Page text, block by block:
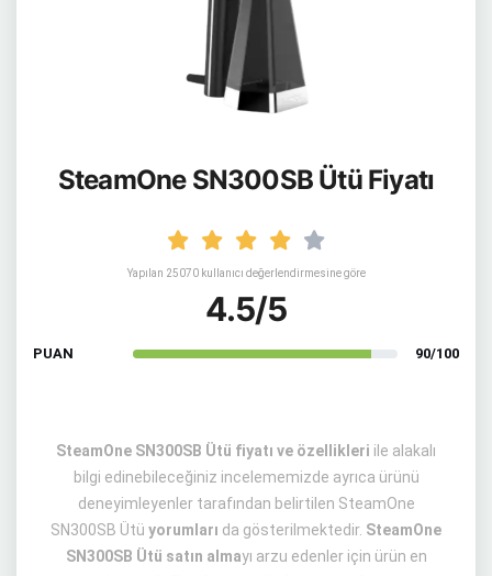
SteamOne SN300SB Ütü Fiyatı
Yapılan 25070 kullanıcı değerlendirmesine göre
4.5/5
PUAN 90/100
SteamOne SN300SB Ütü fiyatı ve özellikleri ile alakalı
bilgi edinebileceğiniz incelememizde ayrıca ürünü
deneyimleyenler tarafından belirtilen SteamOne
SN300SB Ütü yorumları da gösterilmektedir. SteamOne
SN300SB Ütü satın almayı arzu edenler için ürün en